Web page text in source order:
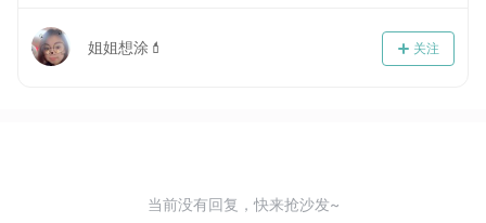
关注
姐姐想涂💄
当前没有回复，快来抢沙发~